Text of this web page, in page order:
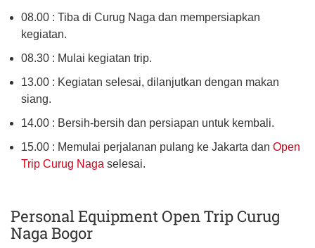
08.00 : Tiba di Curug Naga dan mempersiapkan
kegiatan.
08.30 : Mulai kegiatan trip.
13.00 : Kegiatan selesai, dilanjutkan dengan makan
siang.
14.00 : Bersih-bersih dan persiapan untuk kembali.
15.00 : Memulai perjalanan pulang ke Jakarta dan Open
Trip Curug Naga selesai.
Personal Equipment Open Trip Curug
Naga Bogor